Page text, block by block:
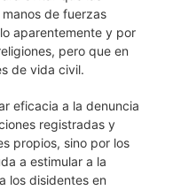
de fuerzas
aparentemente y por
pero que en
de vida civil.
eficacia a la denuncia
registradas y
propios, sino por los
a estimular a la
los disidentes en